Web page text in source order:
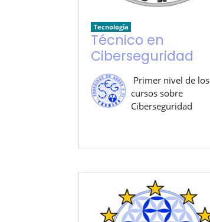
Tecnología
Técnico en
Ciberseguridad
Primer nivel de los
cursos sobre
Ciberseguridad